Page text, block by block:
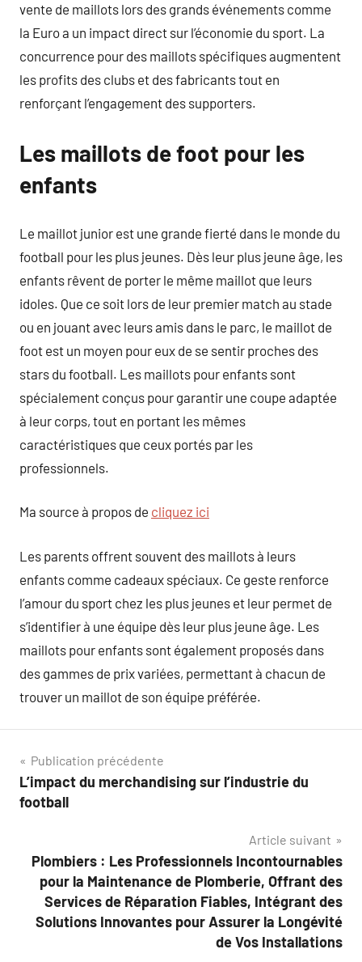
vente de maillots lors des grands événements comme
la Euro a un impact direct sur l’économie du sport. La
concurrence pour des maillots spécifiques augmentent
les profits des clubs et des fabricants tout en
renforçant l’engagement des supporters.
Les maillots de foot pour les
enfants
Le maillot junior est une grande fierté dans le monde du
football pour les plus jeunes. Dès leur plus jeune âge, les
enfants rêvent de porter le même maillot que leurs
idoles. Que ce soit lors de leur premier match au stade
ou en jouant avec leurs amis dans le parc, le maillot de
foot est un moyen pour eux de se sentir proches des
stars du football. Les maillots pour enfants sont
spécialement conçus pour garantir une coupe adaptée
à leur corps, tout en portant les mêmes
caractéristiques que ceux portés par les
professionnels.
Ma source à propos de cliquez ici
Les parents offrent souvent des maillots à leurs
enfants comme cadeaux spéciaux. Ce geste renforce
l’amour du sport chez les plus jeunes et leur permet de
s’identifier à une équipe dès leur plus jeune âge. Les
maillots pour enfants sont également proposés dans
des gammes de prix variées, permettant à chacun de
trouver un maillot de son équipe préférée.
Navigation
de
Publication précédente
L’impact du merchandising sur l’industrie du
football
Article suivant
Plombiers : Les Professionnels Incontournables
pour la Maintenance de Plomberie, Offrant des
Services de Réparation Fiables, Intégrant des
Solutions Innovantes pour Assurer la Longévité
de Vos Installations